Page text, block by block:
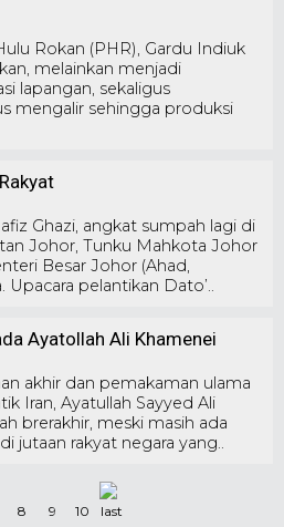
Rokan (PHR), Gardu Indiuk
melainkan menjadi
lapangan, sekaligus
mengalir sehingga produksi
Ghazi, angkat sumpah lagi di
Johor, Tunku Mahkota Johor
Besar Johor (Ahad,
Upacara pelantikan Dato’..
Ayatollah Ali Khamenei
akhir dan pemakaman ulama
Iran, Ayatullah Sayyed Ali
brerakhir, meski masih ada
jutaan rakyat negara yang..
8 9 10